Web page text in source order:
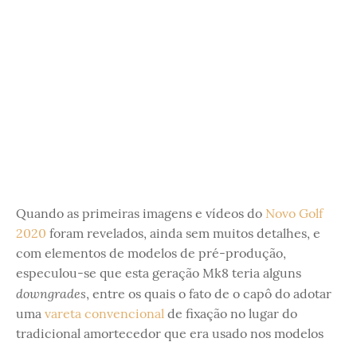
Quando as primeiras imagens e vídeos do Novo Golf
2020 foram revelados, ainda sem muitos detalhes, e
com elementos de modelos de pré-produção,
especulou-se que esta geração Mk8 teria alguns
downgrades, entre os quais o fato de o capô do adotar
uma vareta convencional de fixação no lugar do
tradicional amortecedor que era usado nos modelos